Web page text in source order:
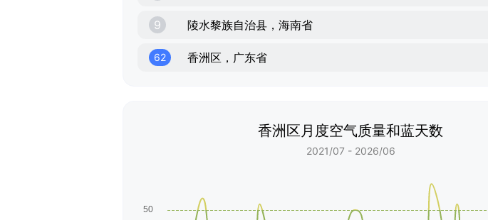
9 陵水黎族自治县，海南省
62 香洲区，广东省
香洲区月度空气质量和蓝天数
2021/07 - 2026/06